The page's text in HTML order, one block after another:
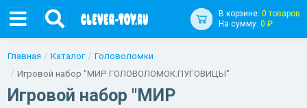
В корзине: 0 товаров
На сумму: 0 ₽
Главная Каталог
Головоломки
Игровой набор "МИР ГОЛОВОЛОМОК.ПУГОВИЦЫ"
Игровой набор "МИР